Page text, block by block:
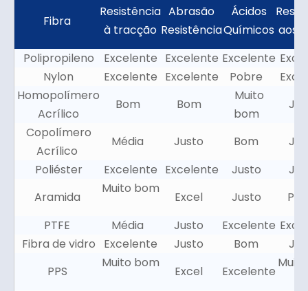
Fibra
Resistência
à tracção
Abrasão
Resistência
Ácidos
Químicos aos
Polipropileno
Excelente Excelente Excelente
Nylon
Excelente Excelente Pobre
Homopolímero
Acrílico
Bom Bom
Muito
bom
Copolímero
Acrílico
Média Justo Bom
Poliéster
Excelente Excelente Justo
Aramida
Muito bom
Excel Justo
PTFE
Média Justo Excelente
Fibra de vidro
Excelente Justo Bom
PPS
Muito bom
Excel Excelente